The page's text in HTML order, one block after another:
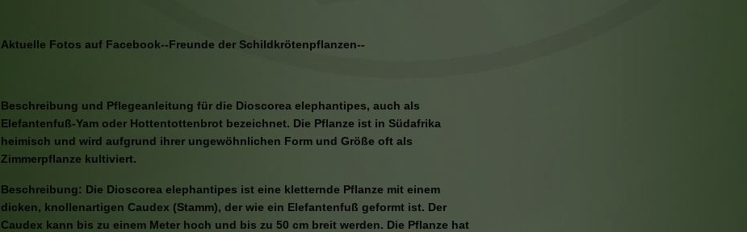
Aktuelle Fotos auf Facebook--Freunde der Schildkrötenpflanzen--
Beschreibung und Pflegeanleitung für die Dioscorea elephantipes, auch als
Elefantenfuß-Yam oder Hottentottenbrot bezeichnet. Die Pflanze ist in Südafrika
heimisch und wird aufgrund ihrer ungewöhnlichen Form und Größe oft als
Zimmerpflanze kultiviert.
Beschreibung: Die Dioscorea elephantipes ist eine kletternde Pflanze mit einem
dicken, knollenartigen Caudex (Stamm), der wie ein Elefantenfuß geformt ist. Der
Caudex kann bis zu einem Meter hoch und bis zu 50 cm breit werden. Die Pflanze hat